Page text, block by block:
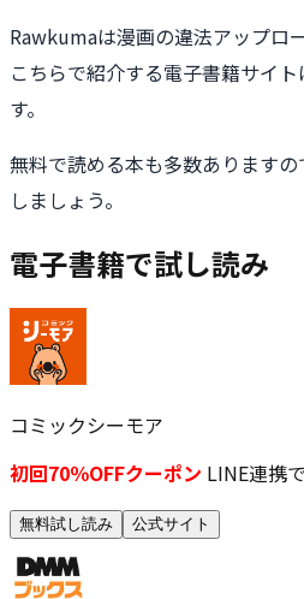
Rawkumaは漫画の違法アップロ
こちらで紹介する電子書籍サイ
す。
無料で読める本も多数あります
しましょう。
電子書籍で試し読み
コミックシーモア
初回70％OFFクーポン LINE連携
無料試し読み 公式サイト